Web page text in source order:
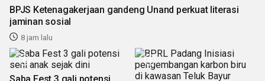
BPJS Ketenagakerjaan gandeng Unand perkuat literasi
jaminan sosial
8 jam lalu